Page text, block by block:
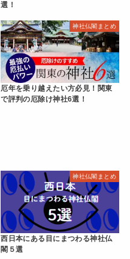
選！
神社仏閣まとめ
厄年を乗り越えたい方必見！関東
で評判の厄除け神社6選！
神社仏閣まとめ
西日本にある目にまつわる神社仏
閣５選